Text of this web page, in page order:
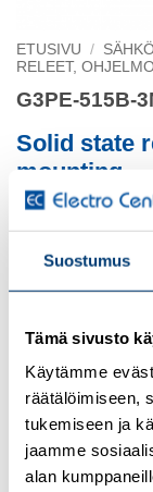
Suostumus
Tämä sivusto
Käytämme
räätälöimiseen,
tukemiseen ja
jaamme
alan
ETUSIVU /
RELEET,
G3PE-515B-
Solid state
mounting
Kirjaudu sisään
verkkokauppaa
Osastot:Omron ,